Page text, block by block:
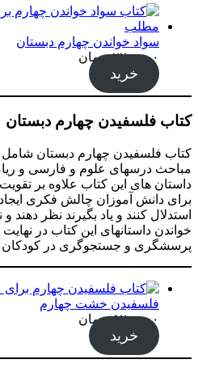
سواد خواندن چهارم دبستان
۲۲۰,۰۰۰ تومان
خرید
کتاب فلسفیدن چهارم دبستان
مباحث درسهای علوم و فارسی و
داستان های این کتاب علاوه بر
برای دانش آموزان چالش فکری ایجاد
استدلال کنند و یاد بگیرند نظر دهند
خواندن داستانهای این کتاب در
پرسشگری و جستجوگری در
فلسفیدن خشت چهارم
۵۲۰,۰۰۰ تومان
خرید